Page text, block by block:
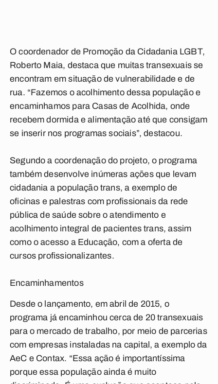
O coordenador de Promoção da Cidadania LGBT,
Roberto Maia, destaca que muitas transexuais se
encontram em situação de vulnerabilidade e de
rua. “Fazemos o acolhimento dessa população e
encaminhamos para Casas de Acolhida, onde
recebem dormida e alimentação até que consigam
se inserir nos programas sociais”, destacou.
Segundo a coordenação do projeto, o programa
também desenvolve inúmeras ações que levam
cidadania a população trans, a exemplo de
oficinas e palestras com profissionais da rede
pública de saúde sobre o atendimento e
acolhimento integral de pacientes trans, assim
como o acesso a Educação, com a oferta de
cursos profissionalizantes.
Encaminhamentos
Desde o lançamento, em abril de 2015, o
programa já encaminhou cerca de 20 transexuais
para o mercado de trabalho, por meio de parcerias
com empresas instaladas na capital, a exemplo da
AeC e Contax. “Essa ação é importantíssima
porque essa população ainda é muito